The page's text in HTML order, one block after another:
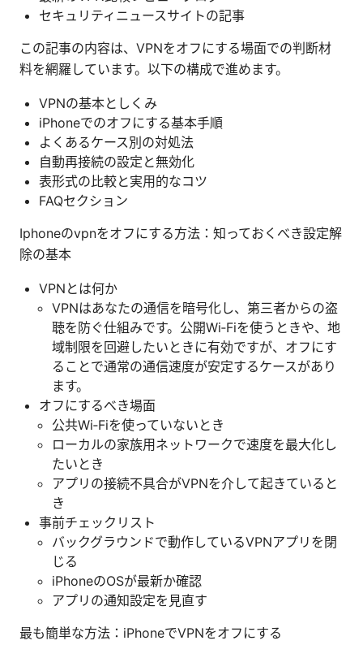
セキュリティニュースサイトの記事
この記事の内容は、VPNをオフにする場面での判断材
料を網羅しています。以下の構成で進めます。
VPNの基本としくみ
iPhoneでのオフにする基本手順
よくあるケース別の対処法
自動再接続の設定と無効化
表形式の比較と実用的なコツ
FAQセクション
Iphoneのvpnをオフにする方法：知っておくべき設定解
除の基本
VPNとは何か
VPNはあなたの通信を暗号化し、第三者からの盗
聴を防ぐ仕組みです。公開Wi‑Fiを使うときや、地
域制限を回避したいときに有効ですが、オフにす
ることで通常の通信速度が安定するケースがあり
ます。
オフにするべき場面
公共Wi‑Fiを使っていないとき
ローカルの家族用ネットワークで速度を最大化し
たいとき
アプリの接続不具合がVPNを介して起きていると
き
事前チェックリスト
バックグラウンドで動作しているVPNアプリを閉
じる
iPhoneのOSが最新か確認
アプリの通知設定を見直す
最も簡単な方法：iPhoneでVPNをオフにする